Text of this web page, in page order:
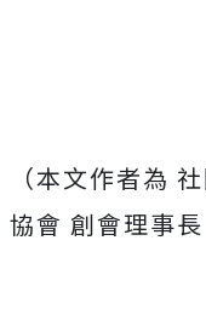
（本文作者為
協會 創會理事